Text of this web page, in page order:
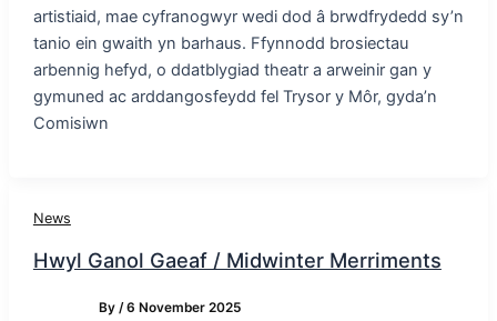
artistiaid, mae cyfranogwyr wedi dod â brwdfrydedd sy’n
tanio ein gwaith yn barhaus. Ffynnodd brosiectau
arbennig hefyd, o ddatblygiad theatr a arweinir gan y
gymuned ac arddangosfeydd fel Trysor y Môr, gyda’n
Comisiwn
News
Hwyl Ganol Gaeaf / Midwinter Merriments
By /6 November 2025